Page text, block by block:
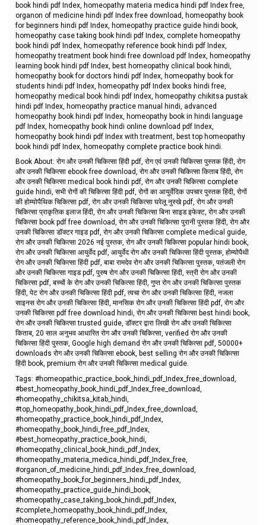
book hindi pdf Index, homeopathy materia medica hindi pdf Index free,
organon of medicine hindi pdf Index free download, homeopathy book
for beginners hindi pdf Index, homeopathy practice guide hindi book,
homeopathy case taking book hindi pdf Index, complete homeopathy
book hindi pdf Index, homeopathy reference book hindi pdf Index,
homeopathy treatment book hindi free download pdf Index, homeopathy
learning book hindi pdf Index, best homeopathy clinical book hindi,
homeopathy book for doctors hindi pdf Index, homeopathy book for
students hindi pdf Index, homeopathy pdf Index books hindi free,
homeopathy medical book hindi pdf Index, homeopathy chikitsa pustak
hindi pdf Index, homeopathy practice manual hindi, advanced
homeopathy book hindi pdf Index, homeopathy book in hindi language
pdf Index, homeopathy book hindi online download pdf Index,
homeopathy book hindi pdf Index with treatment, best top homeopathy
book hindi pdf Index, homeopathy complete practice book hindi.
Book About: रोग और उनकी चिकित्सा हिंदी pdf, रोग एवं उनकी चिकित्सा पुस्तक हिंदी, रोग
और उनकी चिकित्सा ebook free download, रोग और उनकी चिकित्सा किताब हिंदी, रोग
और उनकी चिकित्सा medical book hindi pdf, रोग और उनकी चिकित्सा complete
guide hindi, सभी रोगों की चिकित्सा हिंदी pdf, रोगों का आयुर्वेदिक उपचार पुस्तक हिंदी, रोगों
की होम्योपैथिक चिकित्सा pdf, रोग और उनकी चिकित्सा घरेलू नुस्खे pdf, रोग और उनकी
चिकित्सा प्राकृतिक इलाज हिंदी, रोग और उनकी चिकित्सा बिना साइड इफेक्ट, रोग और उनकी
चिकित्सा book pdf free download, रोग और उनकी चिकित्सा पुरानी पुस्तक हिंदी, रोग और
उनकी चिकित्सा डॉक्टर गाइड pdf, रोग और उनकी चिकित्सा complete medical guide,
रोग और उनकी चिकित्सा 2026 नई पुस्तक, रोग और उनकी चिकित्सा popular hindi book,
रोग और उनकी चिकित्सा आयुर्वेद pdf, आयुर्वेद रोग और उनकी चिकित्सा हिंदी पुस्तक, होम्योपैथी
रोग और उनकी चिकित्सा हिंदी pdf, बाबा रामदेव रोग और उनकी चिकित्सा पुस्तक, पतंजली रोग
और उनकी चिकित्सा गाइड pdf, पुरुष रोग और उनकी चिकित्सा हिंदी, स्त्री रोग और उनकी
चिकित्सा pdf, बच्चों के रोग और उनकी चिकित्सा हिंदी, गुप्त रोग और उनकी चिकित्सा पुस्तक
हिंदी, पेट रोग और उनकी चिकित्सा हिंदी pdf, त्वचा रोग और उनकी चिकित्सा हिंदी, नजला
साइनस रोग और उनकी चिकित्सा हिंदी, मानसिक रोग और उनकी चिकित्सा हिंदी pdf, रोग और
उनकी चिकित्सा pdf free download hindi, रोग और उनकी चिकित्सा best hindi book,
रोग और उनकी चिकित्सा trusted guide, डॉक्टर द्वारा लिखी रोग और उनकी चिकित्सा
किताब, 20 साल अनुभव आधारित रोग और उनकी चिकित्सा, verified रोग और उनकी
चिकित्सा हिंदी पुस्तक, Google high demand रोग और उनकी चिकित्सा pdf, 50000+
downloads रोग और उनकी चिकित्सा ebook, best selling रोग और उनकी चिकित्सा
हिंदी book, premium रोग और उनकी चिकित्सा medical guide.
Tags: #homeopathic_practice_book_hindi_pdf_Index_free_download,
#best_homeopathy_book_hindi_pdf_Index_free_download,
#homeopathy_chikitsa_kitab_hindi,
#top_homeopathy_book_hindi_pdf_Index_free_download,
#homeopathy_practice_book_hindi_pdf_Index,
#homeopathy_book_hindi_free_pdf_Index,
#best_homeopathy_practice_book_hindi,
#homeopathy_clinical_book_hindi_pdf_Index,
#homeopathy_materia_medica_hindi_pdf_Index_free,
#organon_of_medicine_hindi_pdf_Index_free_download,
#homeopathy_book_for_beginners_hindi_pdf_Index,
#homeopathy_practice_guide_hindi_book,
#homeopathy_case_taking_book_hindi_pdf_Index,
#complete_homeopathy_book_hindi_pdf_Index,
#homeopathy_reference_book_hindi_pdf_Index,